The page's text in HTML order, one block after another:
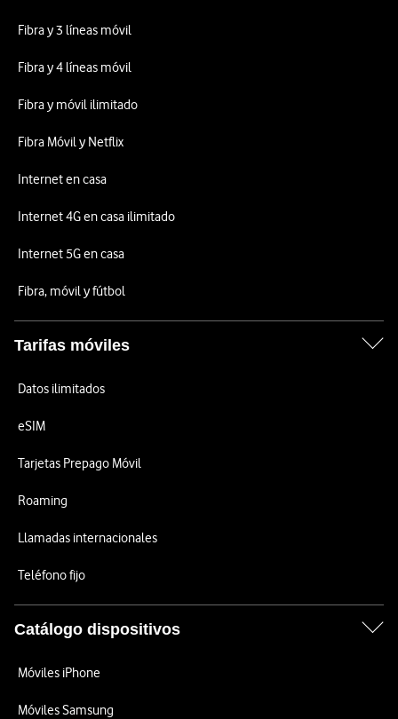
Fibra y 3 líneas móvil
Fibra y 4 líneas móvil
Fibra y móvil ilimitado
Fibra Móvil y Netflix
Internet en casa
Internet 4G en casa ilimitado
Internet 5G en casa
Fibra, móvil y fútbol
Tarifas móviles
Datos ilimitados
eSIM
Tarjetas Prepago Móvil
Roaming
Llamadas internacionales
Teléfono fijo
Catálogo dispositivos
Móviles iPhone
Móviles Samsung